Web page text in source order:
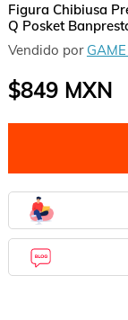
Figura Chibiusa
Q Posket
Vendido por
$849MXN